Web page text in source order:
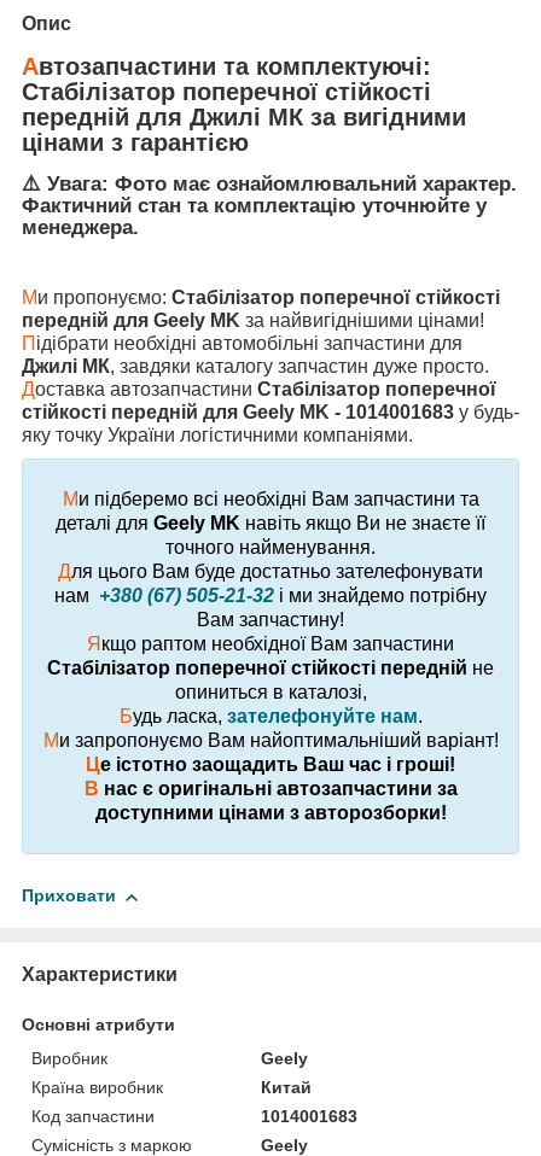
Опис
Автозапчастини та комплектуючі:
Стабілізатор поперечної стійкості
передній для Джилі МК за вигідними
цінами з гарантією
⚠️ Увага: Фото має ознайомлювальний характер.
Фактичний стан та комплектацію уточнюйте у
менеджера.
Ми пропонуємо: Стабілізатор поперечної стійкості
передній для Geely MK за найвигіднішими цінами!
П ідібрати необхідні автомобільні запчастини для
Джилі МК, завдяки каталогу запчастин дуже просто.
Доставка автозапчастини Стабілізатор поперечної
стійкості передній для Geely MK - 1014001683 у будь-
яку точку України логістичними компаніями.
Ми підберемо всі необхідні Вам запчастини та
деталі для Geely MK навіть якщо Ви не знаєте її
точного найменування.
Для цього Вам буде достатньо зателефонувати
нам +380 (67) 505-21-32 і ми знайдемо потрібну
Вам запчастину!
Я кщо раптом необхідної Вам запчастини
Стабілізатор поперечної стійкості передній не
опиниться в каталозі,
Будь ласка, зателефонуйте нам.
Ми запропонуємо Вам найоптимальніший варіант!
Це істотно заощадить Ваш час і гроші!
В нас є оригінальні автозапчастини за
доступними цінами з авторозборки!
Приховати
Характеристики
Основні атрибути
Виробник
Geely
Країна виробник
Китай
Код запчастини
1014001683
Сумісність з маркою
Geely